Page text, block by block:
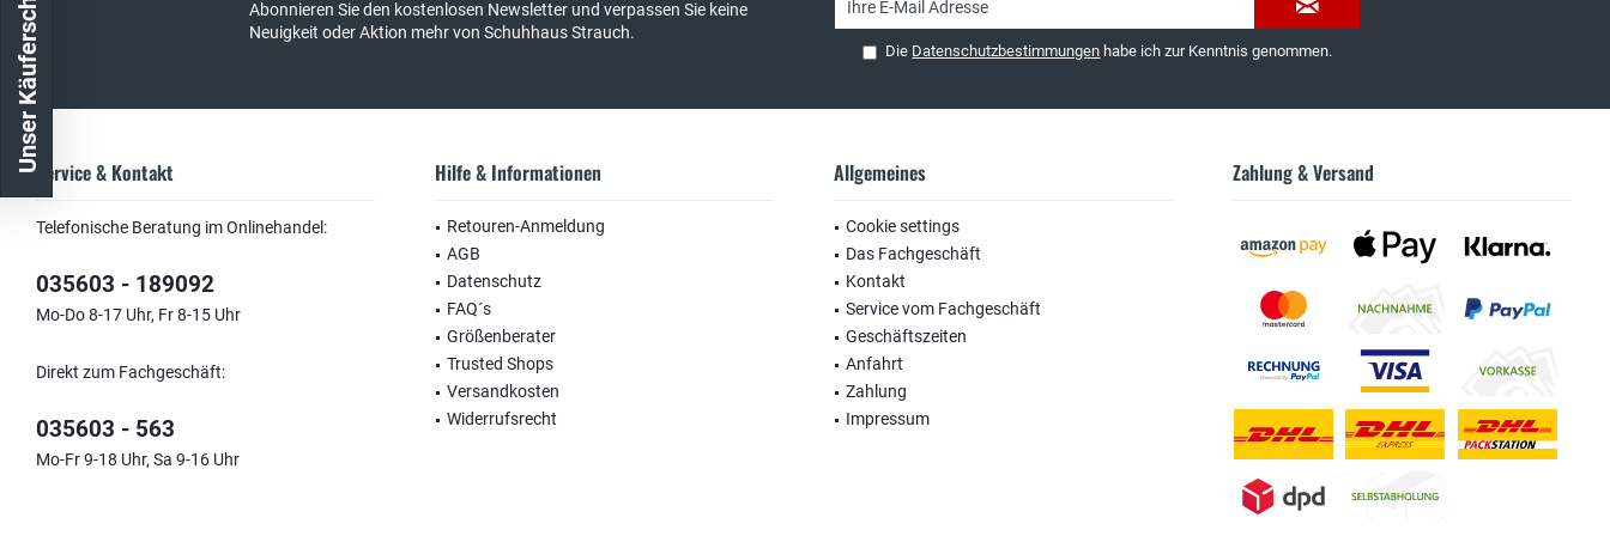
Abonnieren Sie den kostenlosen Newsletter und verpassen Sie keine
Neuigkeit oder Aktion mehr von Schuhhaus Strauch.
Die Datenschutzbestimmungen habe ich zur Kenntnis genommen.
Service & Kontakt
Telefonische Beratung im Onlinehandel:
035603 - 189092
Mo-Do 8-17 Uhr, Fr 8-15 Uhr
Direkt zum Fachgeschäft:
035603 - 563
Mo-Fr 9-18 Uhr, Sa 9-16 Uhr
Hilfe & Informationen
Retouren-Anmeldung
AGB
Datenschutz
FAQ´s
Größenberater
Trusted Shops
Versandkosten
Widerrufsrecht
Allgemeines
Cookie settings
Das Fachgeschäft
Kontakt
Service vom Fachgeschäft
Geschäftszeiten
Anfahrt
Zahlung
Impressum
Zahlung & Versand
Unser Käuferschutz